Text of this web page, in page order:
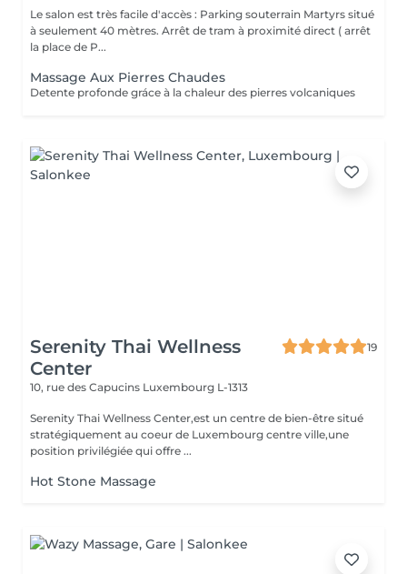
Le salon est très facile d'accès : Parking souterrain Martyrs situé
à seulement 40 mètres. Arrêt de tram à proximité direct ( arrêt
la place de P...
Massage Aux Pierres Chaudes
Detente profonde gráce à la chaleur des pierres volcaniques
Serenity Thai Wellness
Center
19
10, rue des Capucins Luxembourg L-1313
Serenity Thai Wellness Center,est un centre de bien-être situé
stratégiquement au coeur de Luxembourg centre ville,une
position privilégiée qui offre ...
Hot Stone Massage